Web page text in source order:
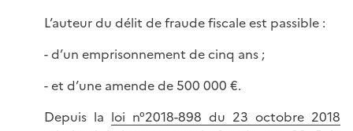
L’auteur du délit de fraude fiscale est passible :
- d’un emprisonnement de cinq ans ;
- et d’une amende de 500 000 €.
Depuis la loi n°2018-898 du 23 octobre 2018